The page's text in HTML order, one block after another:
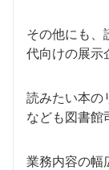
その他にも、
代向けの展示
読みたい本の
なども図書館
業務内容の幅